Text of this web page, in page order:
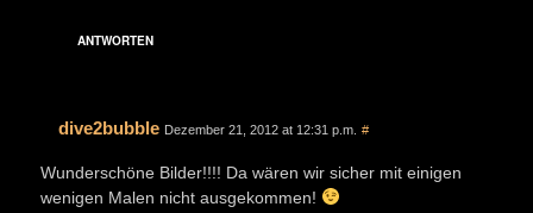
ANTWORTEN
dive2bubble Dezember 21, 2012 at 12:31 p.m. #
Wunderschöne Bilder!!!! Da wären wir sicher mit einigen
wenigen Malen nicht ausgekommen!